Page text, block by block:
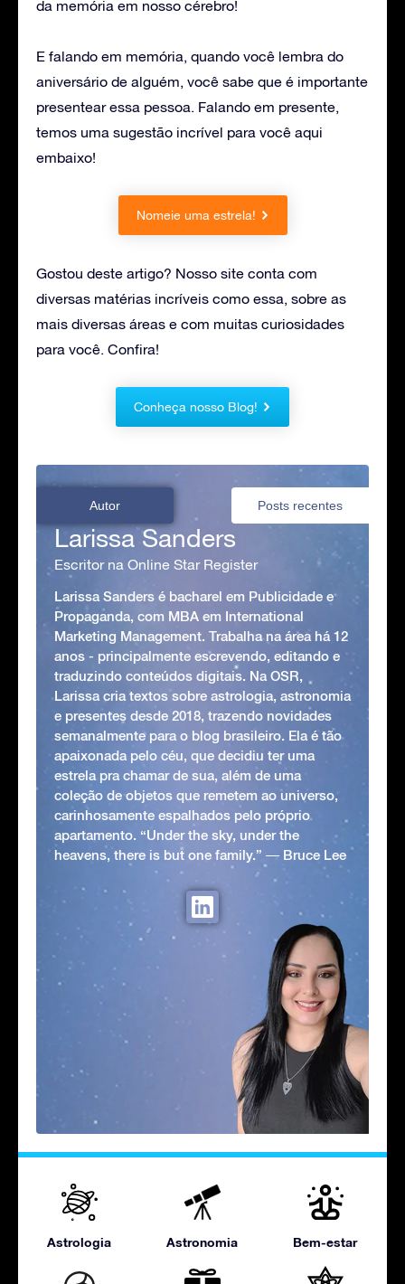
da memória em nosso cérebro!
E falando em memória, quando você lembra do
aniversário de alguém, você sabe que é importante
presentear essa pessoa. Falando em presente,
temos uma sugestão incrível para você aqui
embaixo!
Nomeie uma estrela!
Gostou deste artigo? Nosso site conta com
diversas matérias incríveis como essa, sobre as
mais diversas áreas e com muitas curiosidades
para você. Confira!
Conheça nosso Blog!
Autor Posts recentes
Larissa Sanders
Escritor na Online Star Register
Larissa Sanders é bacharel em Publicidade e
Propaganda, com MBA em International
Marketing Management. Trabalha na área há 12
anos - principalmente escrevendo, editando e
traduzindo conteúdos digitais. Na OSR,
Larissa cria textos sobre astrologia, astronomia
e presentes desde 2018, trazendo novidades
semanalmente para o blog brasileiro. Ela é tão
apaixonada pelo céu, que decidiu ter uma
estrela pra chamar de sua, além de uma
coleção de objetos que remetem ao universo,
carinhosamente espalhados pelo próprio
apartamento. “Under the sky, under the
heavens, there is but one family.” ― Bruce Lee
Astrologia Astronomia Bem-estar